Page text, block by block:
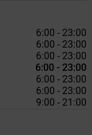
6:00 - 23:00
6:00 - 23:00
6:00 - 23:00
6:00 - 23:00
6:00 - 23:00
6:00 - 23:00
9:00 - 21:00